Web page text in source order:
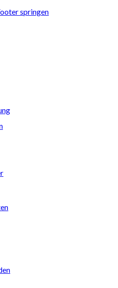
springen